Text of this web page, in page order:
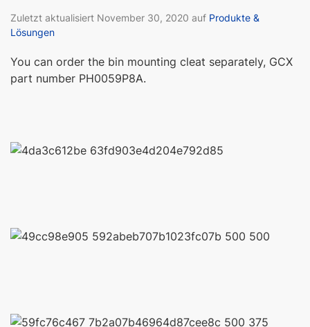
Zuletzt aktualisiert November 30, 2020 auf Produkte &
Lösungen
You can order the bin mounting cleat separately, GCX
part number PH0059P8A.